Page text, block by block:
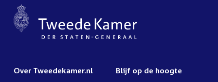
Over Tweedekamer.nl Blijf op de hoogte